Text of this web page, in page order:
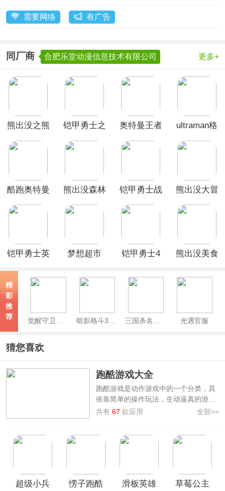
需要网络 有广告
同厂商 合肥乐堂动漫信息技术有限公司 更多+
熊出没之熊
铠甲勇士之
新版本
奥特曼王者
ultraman格
酷跑奥特曼
熊出没森林
铠甲勇士战
熊出没大冒
铠甲勇士英
梦想超市
铠甲勇士4
正版
熊出没美食
版
精
彩
推
荐
光遇官服
猜您喜欢
跑酷游戏大全
跑酷游戏是动作游戏中的一个分类，其
依靠简单的操作玩法，生动逼真的游戏
代入感，广受玩家青睐。许多朋友都想
跑酷游戏大全
，在这你可以下载安装
名跑酷游戏，不论是网游还是单机跑酷
游戏应有尽有。如果你是跑酷游戏的爱
共有67 款应用 全部>>
超级小兵
愣子跑酷
滑板英雄
草莓公主